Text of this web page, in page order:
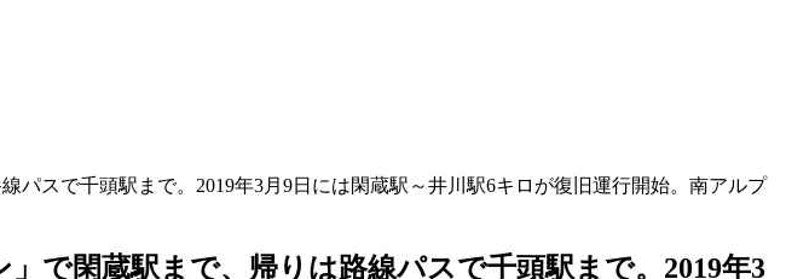
パスで千頭駅まで。2019年3月9日には閑蔵駅～井川駅6キロが復旧運行開始。南アルプ
で閑蔵駅まで、帰りは路線パスで千頭駅まで。2019年3